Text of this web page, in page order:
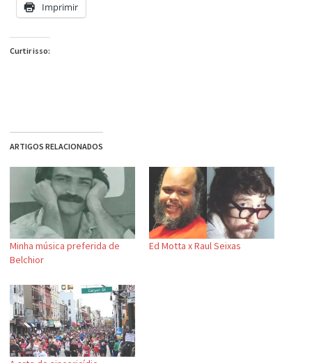
Imprimir
Curtir isso:
ARTIGOS RELACIONADOS
Minha música preferida de
Belchior
Ed Motta x Raul Seixas